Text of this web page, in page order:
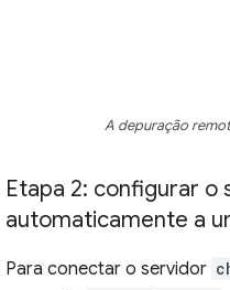
A depuração
Etapa 2: configurar o
automaticamente a
Para conectar o servidor